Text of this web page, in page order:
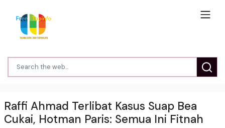
Raffi Ahmad Terlibat Kasus Suap Bea
Cukai, Hotman Paris: Semua Ini Fitnah